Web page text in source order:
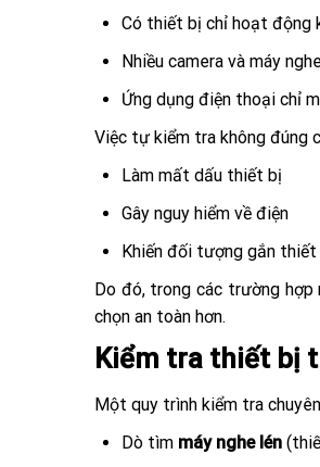
Có thiết bị chỉ hoạt động
Nhiều camera và máy
Ứng dụng điện thoại chỉ
Việc tự kiểm tra không đúng
Làm mất dấu thiết bị
Gây nguy hiểm về điện
Khiến đối tượng gắn
Do đó, trong các trường hợp
chọn an toàn hơn.
Kiểm tra thiết bị
Một quy trình kiểm tra
Dò tìm máy nghe lén